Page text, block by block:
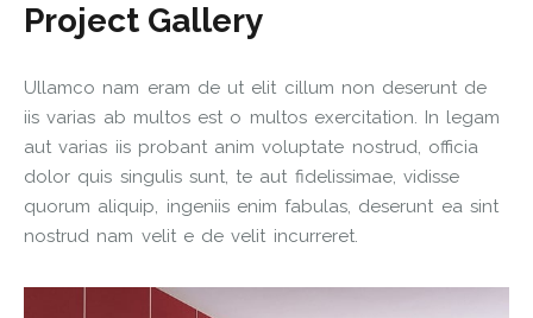
Project Gallery
Ullamco nam eram de ut elit cillum non deserunt de
iis varias ab multos est o multos exercitation. In legam
aut varias iis probant anim voluptate nostrud, officia
dolor quis singulis sunt, te aut fidelissimae, vidisse
quorum aliquip, ingeniis enim fabulas, deserunt ea sint
nostrud nam velit e de velit incurreret.